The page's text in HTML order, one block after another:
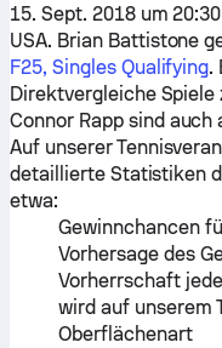
15. Sept. 2018 um
USA. Brian Battistone
F25, Singles Qualifying.
Direktvergleiche Spiele
Connor Rappsind auch
Auf unserer
detaillierte Statistiken
etwa:
Gewinnchancen
Vorhersage des
Vorherrschaft
wird auf unserem
Oberflächenart